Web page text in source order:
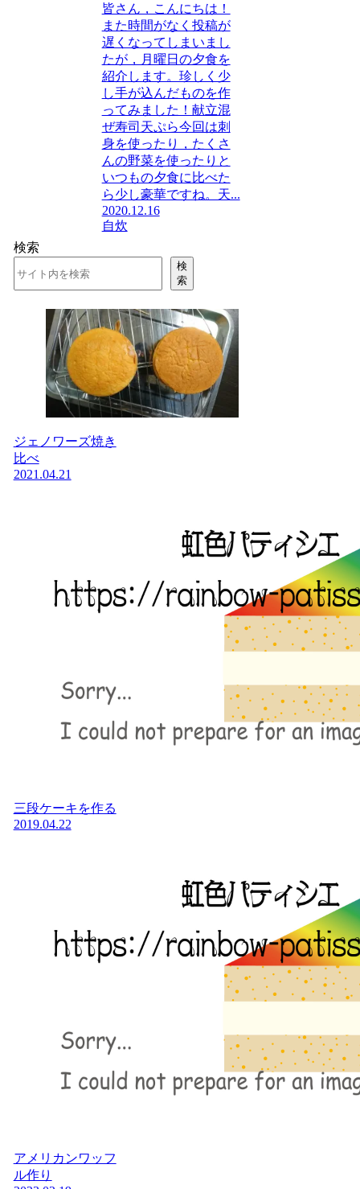
皆さん，こんにちは！
また時間がなく投稿が
遅くなってしまいまし
たが，月曜日の夕食を
紹介します。珍しく少
し手が込んだものを作
ってみました！献立混
ぜ寿司天ぷら今回は刺
身を使ったり，たくさ
んの野菜を使ったりと
いつもの夕食に比べた
ら少し豪華ですね。天...
2020.12.16
自炊
検索
検
索
ジェノワーズ焼き
比べ
2021.04.21
三段ケーキを作る
2019.04.22
アメリカンワッフ
ル作り